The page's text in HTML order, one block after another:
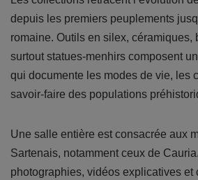
depuis les premiers peuplements
romaine. Outils en silex, céramiques,
surtout statues-menhirs composent
qui documente les modes de vie, les
savoir-faire des populations
Une salle entière est consacrée aux
Sartenais, notamment ceux de
photographies, vidéos explicatives et